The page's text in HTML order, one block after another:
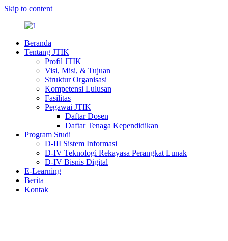
Skip to content
Beranda
Tentang JTIK
Profil JTIK
Visi, Misi, & Tujuan
Struktur Organisasi
Kompetensi Lulusan
Fasilitas
Pegawai JTIK
Daftar Dosen
Daftar Tenaga Kependidikan
Program Studi
D-III Sistem Informasi
D-IV Teknologi Rekayasa Perangkat Lunak
D-IV Bisnis Digital
E-Learning
Berita
Kontak